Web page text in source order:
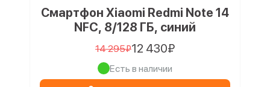
Смартфон Xiaomi Redmi Note 14
NFC, 8/128 ГБ, синий
14 295₽12 430₽
Есть в наличии